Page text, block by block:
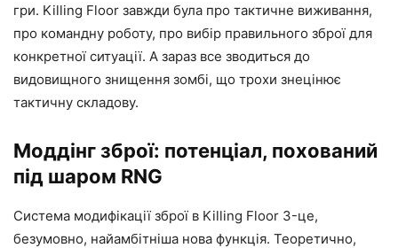
гри. Killing Floor завжди була про тактичне виживання,
про командну роботу, про вибір правильного зброї для
конкретної ситуації. А зараз все зводиться до
видовищного знищення зомбі, що трохи знецінює
тактичну складову.
Моддінг зброї: потенціал, похований
під шаром RNG
Система модифікації зброї в Killing Floor 3-це,
безумовно, найамбітніша нова функція. Теоретично,